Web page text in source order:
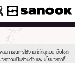
ะสบการณ์การใช้งานที่ดีที่สุดบน เว็บไซต์
ายความเป็นส่วนตัว และ นโยบายคุกกี้
logo-
day/daily-